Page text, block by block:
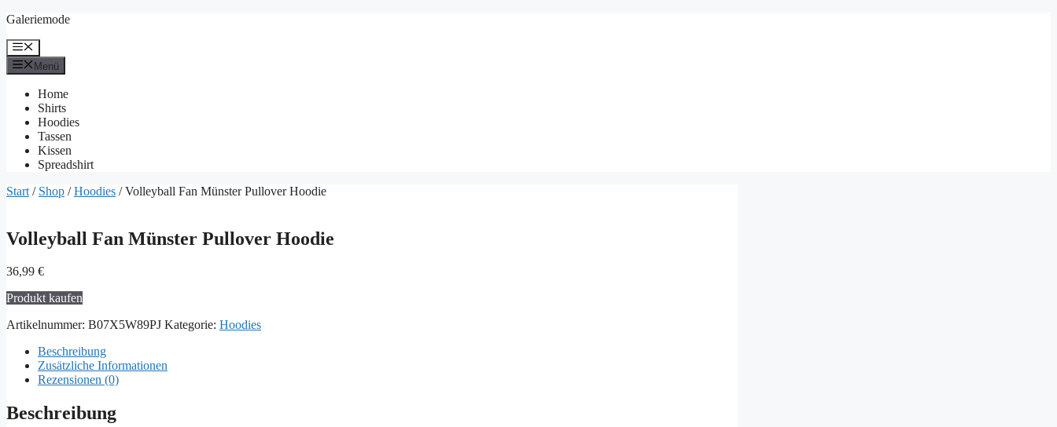
Zum
springen
Galeriemode
Menü
Menü
Home
Shirts
Hoodies
Tassen
Kissen
Spreadshirt
Start / Shop /Hoodies / Volleyball Fan Münster Pullover Hoodie
Volleyball Fan Münster Pullover Hoodie
36,99 €
Produkt kaufen
Artikelnummer: B07X5W89PJ Kategorie: Hoodies
Beschreibung
Zusätzliche Informationen
Rezensionen (0)
Beschreibung